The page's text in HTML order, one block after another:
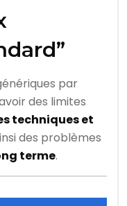
par
des limites
techniques et
des problèmes
terme.